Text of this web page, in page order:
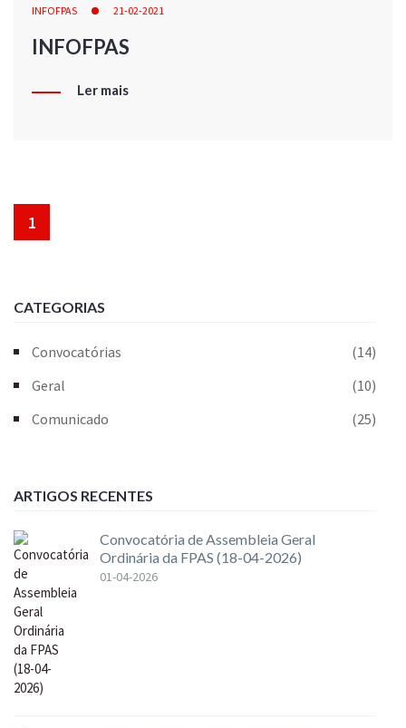
INFOFPAS 21-02-2021
INFOFPAS
Ler mais
1
CATEGORIAS
Convocatórias
(14)
Geral
(10)
Comunicado
(25)
ARTIGOS RECENTES
Convocatória de Assembleia Geral
Ordinária da FPAS (18-04-2026)
01-04-2026